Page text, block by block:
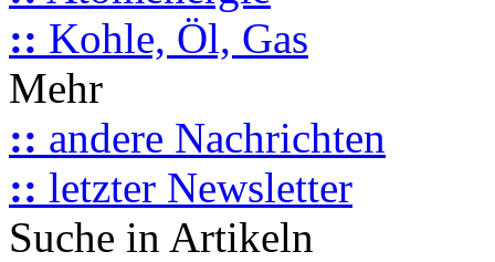
:: Kohle, Öl, Gas
Mehr
:: andere Nachrichten
:: letzter Newsletter
Suche in Artikeln